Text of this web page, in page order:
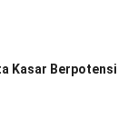
Kasar Berpotensi